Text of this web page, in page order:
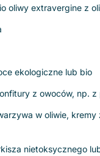
oliwy extravergine z
ekologiczne lub bio
z owoców, np. z
w oliwie, kremy
nietoksycznego